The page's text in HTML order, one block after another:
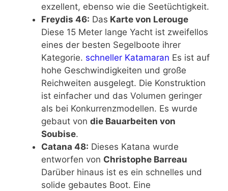
exzellent, ebenso wie die Seetüchtigkeit.
Freydis 46: Das Karte von Lerouge
Diese 15 Meter lange Yacht ist zweifellos
eines der besten Segelboote ihrer
Kategorie. schneller Katamaran Es ist auf
hohe Geschwindigkeiten und große
Reichweiten ausgelegt. Die Konstruktion
ist einfacher und das Volumen geringer
als bei Konkurrenzmodellen. Es wurde
gebaut von die Bauarbeiten von
Soubise.
Catana 48: Dieses Katana wurde
entworfen von Christophe Barreau
Darüber hinaus ist es ein schnelles und
solide gebautes Boot. Eine